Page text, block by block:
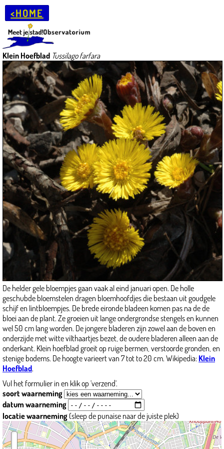
<HOME
Klein Hoefblad Tussilago farfara
De helder gele bloempjes gaan vaak al eind januari open. De holle
geschubde bloemstelen dragen bloemhoofdjes die bestaan uit goudgele
schijf en lintbloempjes. De brede eironde bladeen komen pas na de de
bloei aan de plant. Ze groeien uit lange ondergrondse stengels en kunnen
wel 50 cm lang worden. De jongere bladeren zijn zowel aan de boven en
onderzijde met witte vilthaartjes bezet, de oudere bladeren alleen aan de
onderkant. Klein hoefblad groeit op ruige bermen, verstoorde gronden, en
stenige bodems. De hoogte varieert van 7 tot to 20 cm. Wikipedia: Klein
Hoefblad.
Vul het formulier in en klik op 'verzend'.
soort waarneming
datum waarneming
locatie waarneming (sleep de punaise naar de juiste plek)